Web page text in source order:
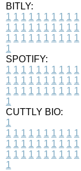
BITLY:
1 1 1 1 1 1 1 1 1 1
1 1 1 1 1 1 1 1 1 1
1 1 1 1 1 1 1 1 1 1
1
SPOTIFY:
1 1 1 1 1 1 1 1 1 1
1 1 1 1 1 1 1 1 1 1
1 1 1 1 1 1 1 1 1 1
1
CUTTLY BIO:
1
1 1 1 1 1 1 1 1 1 1
1 1 1 1 1 1 1 1 1 1
1 1 1 1 1 1 1 1 1 1
1